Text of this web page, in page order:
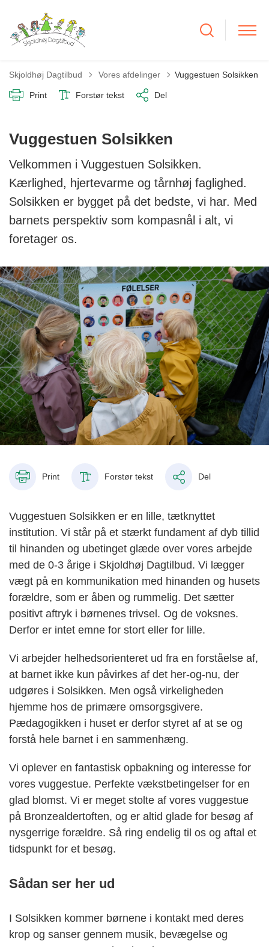
Skjoldhøj Dagtilbud Tilbage til
Vores afdelinger Vuggestuen Solsikken
Print Forstør tekst Del
Vuggestuen Solsikken
Velkommen i Vuggestuen Solsikken.
Kærlighed, hjertevarme og tårnhøj faglighed.
Solsikken er bygget på det bedste, vi har. Med
barnets perspektiv som kompasnål i alt, vi
foretager os.
Print Forstør tekst Del
Vuggestuen Solsikken er en lille, tætknyttet
institution. Vi står på et stærkt fundament af dyb tillid
til hinanden og ubetinget glæde over vores arbejde
med de 0-3 årige i Skjoldhøj Dagtilbud. Vi lægger
vægt på en kommunikation med hinanden og husets
forældre, som er åben og rummelig. Det sætter
positivt aftryk i børnenes trivsel. Og de voksnes.
Derfor er intet emne for stort eller for lille.
Vi arbejder helhedsorienteret ud fra en forståelse af,
at barnet ikke kun påvirkes af det her-og-nu, der
udgøres i Solsikken. Men også virkeligheden
hjemme hos de primære omsorgsgivere.
Pædagogikken i huset er derfor styret af at se og
forstå hele barnet i en sammenhæng.
Vi oplever en fantastisk opbakning og interesse for
vores vuggestue. Perfekte vækstbetingelser for en
glad blomst. Vi er meget stolte af vores vuggestue
på Bronzealdertoften, og er altid glade for besøg af
nysgerrige forældre. Så ring endelig til os og aftal et
tidspunkt for et besøg.
Sådan ser her ud
I Solsikken kommer børnene i kontakt med deres
krop og sanser gennem musik, bevægelse og